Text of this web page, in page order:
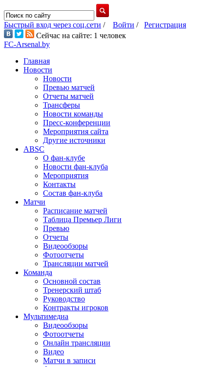
Быстрый вход через соц.сети / Войти / Регистрация
Сейчас на сайте: 1 человек
FC-Arsenal.by
Главная
Новости
Новости
Превью матчей
Отчеты матчей
Трансферы
Новости команды
Пресс-конференции
Мероприятия сайта
Другие источники
ABSC
О фан-клубе
Новости фан-клуба
Мероприятия
Контакты
Состав фан-клуба
Матчи
Расписание матчей
Таблица Премьер Лиги
Превью
Отчеты
Видеообзоры
Фотоотчеты
Трансляции матчей
Команда
Основной состав
Тренерский штаб
Руководство
Контракты игроков
Мультимедиа
Видеообзоры
Фотоотчеты
Онлайн трансляции
Видео
Матчи в записи